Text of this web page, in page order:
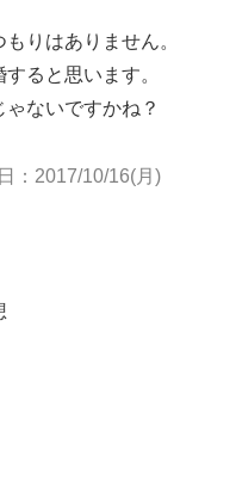
りはありません。
ると思います。
ないですかね？
：2017/10/16(月)